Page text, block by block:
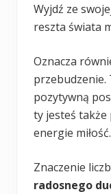
Wyjdź ze
reszta świata
Oznacza
przebudzenie.
pozytywną
ty jesteś także
energie miłość.
Znaczenie
radosnego